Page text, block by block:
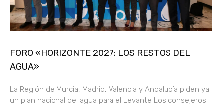
FORO «HORIZONTE 2027: LOS RESTOS DEL
AGUA»
La Región de Murcia, Madrid, Valencia y Andalucía piden ya
un plan nacional del agua para el Levante Los consejeros